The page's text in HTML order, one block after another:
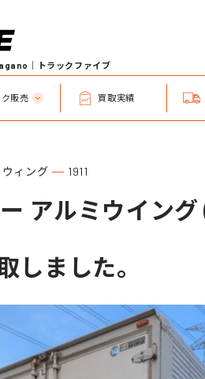
｜トラックファイブ
販売 買取実績
ィング 1911
アルミウイング
しました。